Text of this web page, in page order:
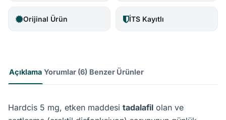
Orijinal Ürün İTS Kayıtlı
Açıklama Yorumlar (6) Benzer Ürünler
Hardcis 5 mg, etken maddesi tadalafil olan ve